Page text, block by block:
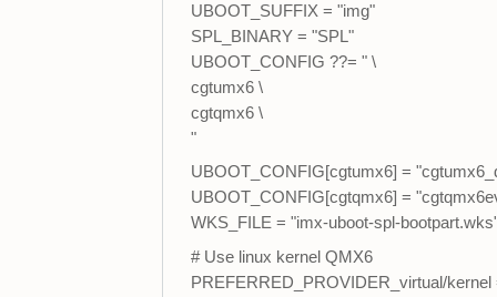
UBOOT_SUFFIX = "img"
SPL_BINARY = "SPL"
UBOOT_CONFIG ??= " \
cgtumx6 \
cgtqmx6 \
"
UBOOT_CONFIG[cgtumx6] =
UBOOT_CONFIG[cgtqmx6] =
WKS_FILE = "imx-uboot-spl-
# Use linux kernel QMX6
PREFERRED_PROVIDER_virtual/kernel